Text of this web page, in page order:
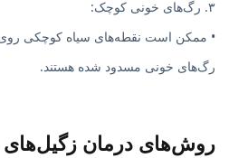
۳. رگ‌های خونی کوچک:
• ممکن است نقطه‌های سیاه کوچکی روی
رگ‌های خونی مسدود شده هستند.
روش‌های درمان